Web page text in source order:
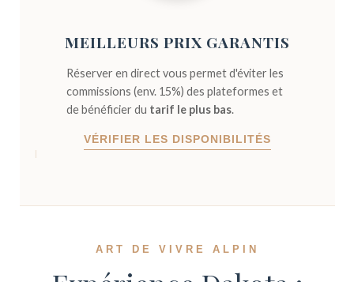
MEILLEURS PRIX GARANTIS
Réserver en direct vous permet d'éviter les
commissions (env. 15%) des plateformes et
de bénéficier du tarif le plus bas.
VÉRIFIER LES DISPONIBILITÉS
ART DE VIVRE ALPIN